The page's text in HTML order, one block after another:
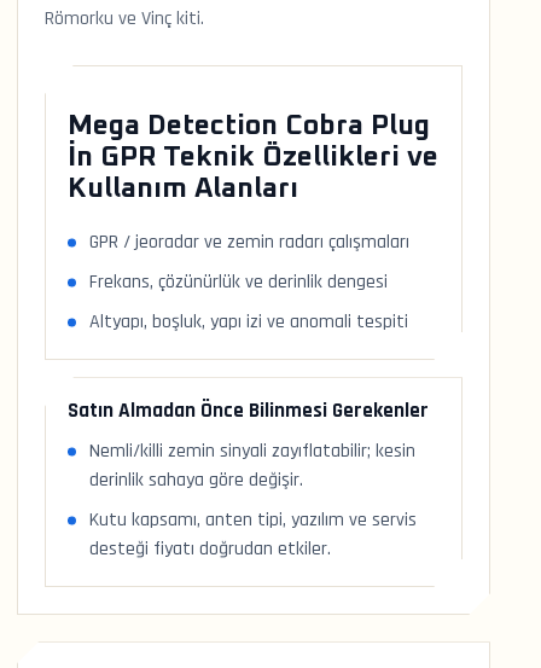
Römorku ve Vinç kiti.
Mega Detection Cobra Plug
İn GPR Teknik Özellikleri ve
Kullanım Alanları
GPR / jeoradar ve zemin radarı çalışmaları
Frekans, çözünürlük ve derinlik dengesi
Altyapı, boşluk, yapı izi ve anomali tespiti
Satın Almadan Önce Bilinmesi Gerekenler
Nemli/killi zemin sinyali zayıflatabilir; kesin
derinlik sahaya göre değişir.
Kutu kapsamı, anten tipi, yazılım ve servis
desteği fiyatı doğrudan etkiler.